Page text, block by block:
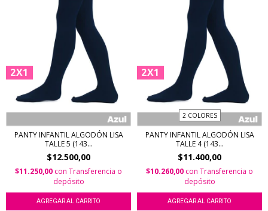
2X1
PANTY INFANTIL ALGODÓN LISA
TALLE 5 (143...
$12.500,00
$11.250,00 con Transferencia o
depósito
AGREGAR AL CARRITO
2X1
2 COLORES
PANTY INFANTIL ALGODÓN LISA
TALLE 4 (143...
$11.400,00
$10.260,00 con Transferencia o
depósito
AGREGAR AL CARRITO